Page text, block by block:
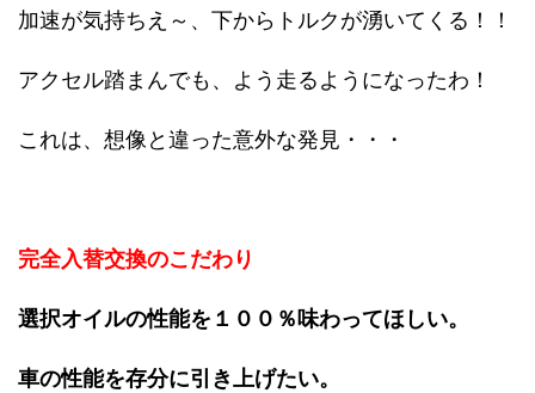
加速が気持ちえ～、下からトルクが湧いてくる！！
アクセル踏まんでも、よう走るようになったわ！
これは、想像と違った意外な発見・・・
完全入替交換のこだわり
選択オイルの性能を１００％味わってほしい。
車の性能を存分に引き上げたい。